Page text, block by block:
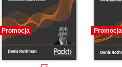
Promocja Promocja